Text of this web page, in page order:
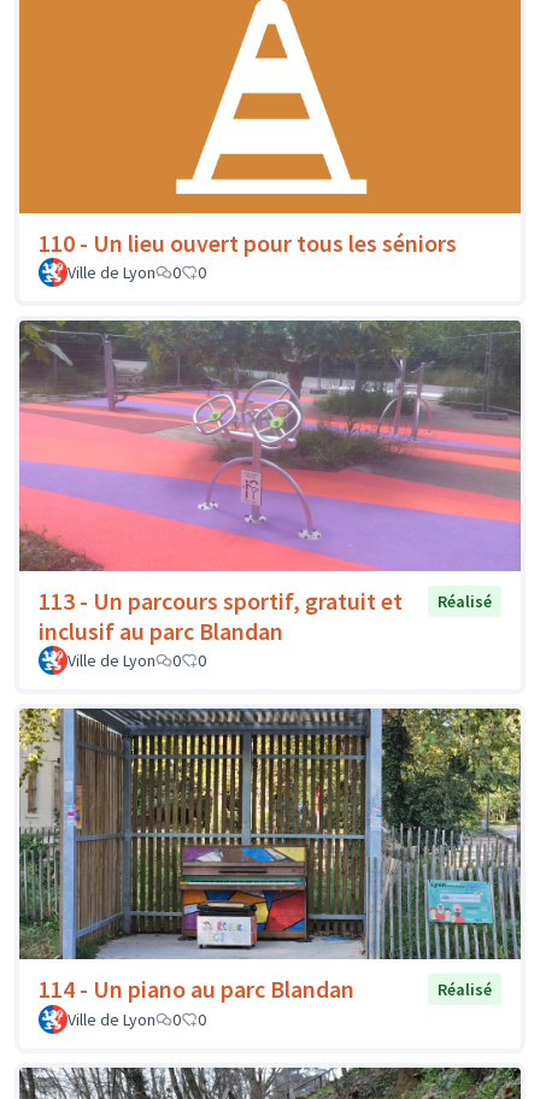
110 - Un lieu ouvert pour tous les séniors
Ville de Lyon 0 0
113 - Un parcours sportif, gratuit et
inclusif au parc Blandan
Réalisé
Ville de Lyon 0 0
114 - Un piano au parc Blandan
Réalisé
Ville de Lyon
0 0